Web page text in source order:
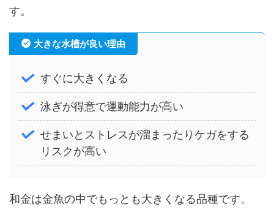
す。
大きな水槽が良い理由
すぐに大きくなる
泳ぎが得意で運動能力が高い
せまいとストレスが溜まったりケガをする
リスクが高い
和金は金魚の中でもっとも大きくなる品種です。